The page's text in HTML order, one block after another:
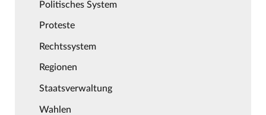
Politisches System
Proteste
Rechtssystem
Regionen
Staatsverwaltung
Wahlen